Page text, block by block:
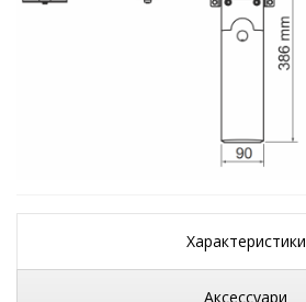
Характеристики
Аксессуари